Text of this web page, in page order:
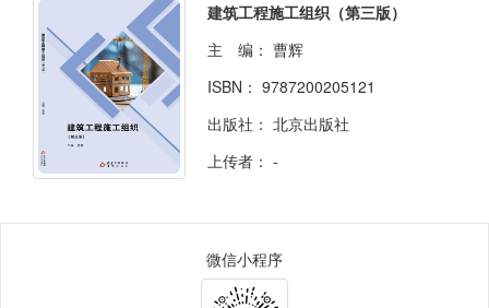
建筑工程施工组织（第三版）
主 编： 曹辉
ISBN： 9787200205121
出版社： 北京出版社
上传者： -
微信小程序